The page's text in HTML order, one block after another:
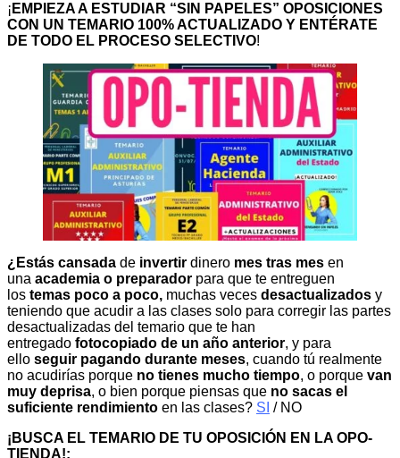
¡ EMPIEZA A ESTUDIAR “SIN PAPELES” OPOSICIONES
CON UN TEMARIO 100% ACTUALIZADO Y ENTÉRATE
DE TODO EL PROCESO SELECTIVO!
¿Estás cansada de invertir dinero mes tras mes en
una academia o preparador para que te entreguen
los temas poco a poco, muchas veces desactualizados y
teniendo que acudir a las clases solo para corregir las partes
desactualizadas del temario que te han
entregado fotocopiado de un año anterior, y para
ello seguir pagando durante meses, cuando tú realmente
no acudirías porque no tienes mucho tiempo, o porque van
muy deprisa, o bien porque piensas que no sacas el
suficiente rendimiento en las clases? SI / NO
¡BUSCA EL TEMARIO DE TU OPOSICIÓN EN LA OPO-
TIENDA!: